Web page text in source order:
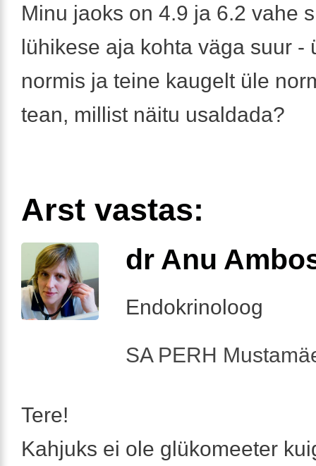
Minu jaoks on 4.9 ja 6.2 vahe
lühikese aja kohta väga suur -
normis ja teine kaugelt üle
tean, millist näitu usaldada?
Arst vastas:
dr Anu
Endokrinoloog
SA PERH
Tere!
Kahjuks ei ole glükomeeter